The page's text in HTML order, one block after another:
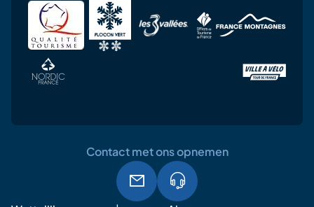
Contact met ons opnemen